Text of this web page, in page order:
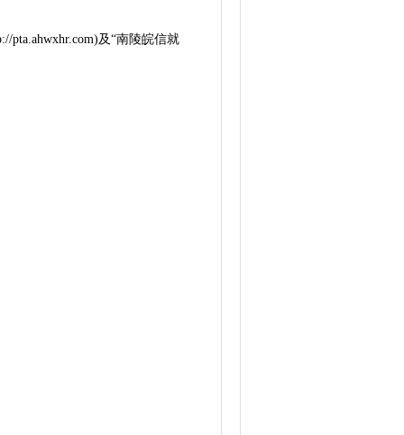
及“南陵皖信就